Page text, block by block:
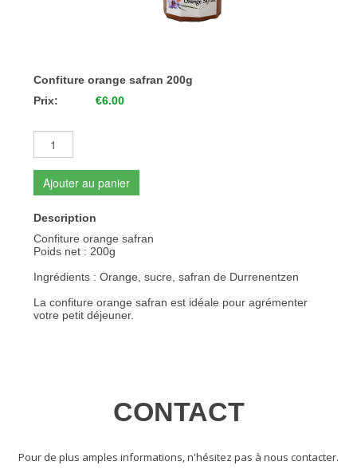
Confiture orange safran 200g
Prix:
€6.00
Ajouter au panier
Description
Confiture orange safran
Poids net : 200g
Ingrédients : Orange, sucre, safran de Durrenentzen
La confiture orange safran est idéale pour agrémenter
votre petit déjeuner.
CONTACT
Pour de plus amples informations, n'hésitez pas à nous contacter.